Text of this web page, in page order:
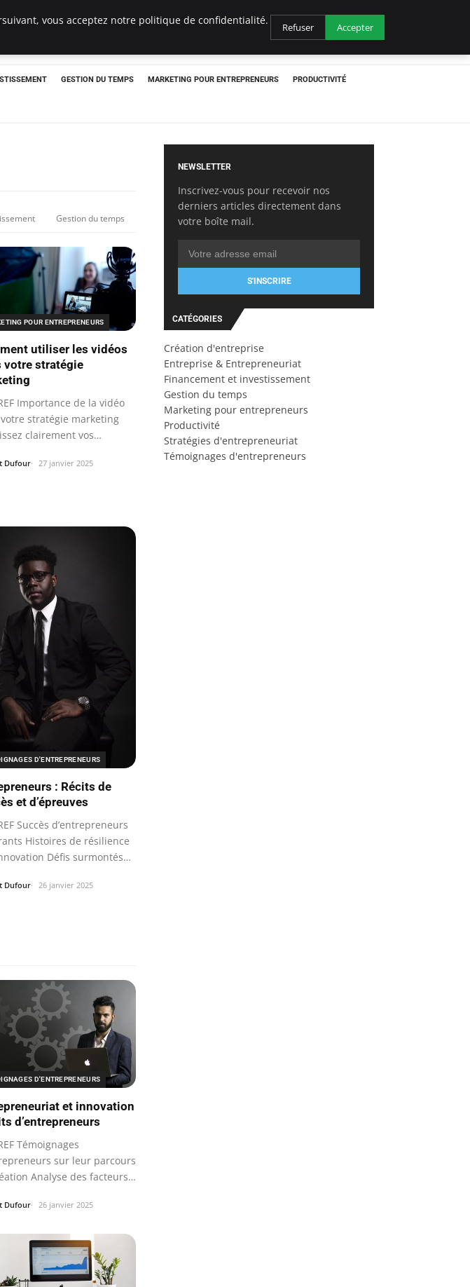
GESTION DU TEMPS MARKETING POUR ENTREPRENEURS PRODUCTIVITÉ
Gestion du temps
POUR ENTREPRENEURS
utiliser les vidéos
votre stratégie
Importance de la vidéo
stratégie marketing
clairement vos
Dufour 27 janvier 2025
D'ENTREPRENEURS
: Récits de
et d’épreuves
Succès d’entrepreneurs
Histoires de résilience
Défis surmontés…
Dufour 26 janvier 2025
D'ENTREPRENEURS
et innovation
d’entrepreneurs
Témoignages
sur leur parcours
Analyse des facteurs
Dufour 26 janvier 2025
NEWSLETTER
Inscrivez-vous pour recevoir nos
derniers articles directement dans
votre boîte mail.
S'INSCRIRE
CATÉGORIES
Création d'entreprise
Entreprise & Entrepreneuriat
Financement et investissement
Gestion du temps
Marketing pour entrepreneurs
Productivité
Stratégies d'entrepreneuriat
Témoignages d'entrepreneurs
vous acceptez notre politique de confidentialité.
Refuser Accepter